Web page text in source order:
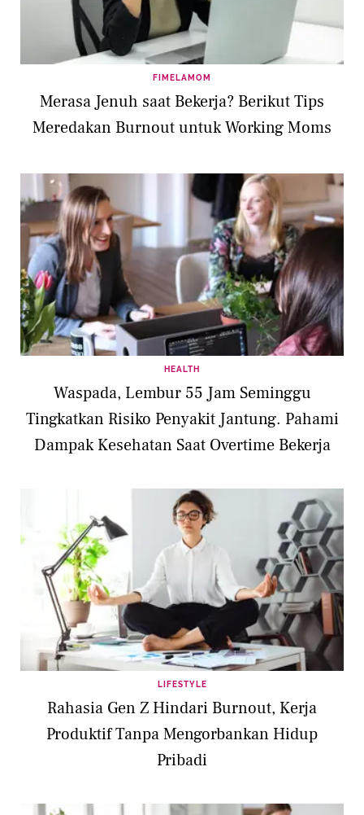
FIMELAMOM
Merasa Jenuh saat Bekerja? Berikut Tips
Meredakan Burnout untuk Working Moms
HEALTH
Waspada, Lembur 55 Jam Seminggu
Tingkatkan Risiko Penyakit Jantung. Pahami
Dampak Kesehatan Saat Overtime Bekerja
LIFESTYLE
Rahasia Gen Z Hindari Burnout, Kerja
Produktif Tanpa Mengorbankan Hidup
Pribadi